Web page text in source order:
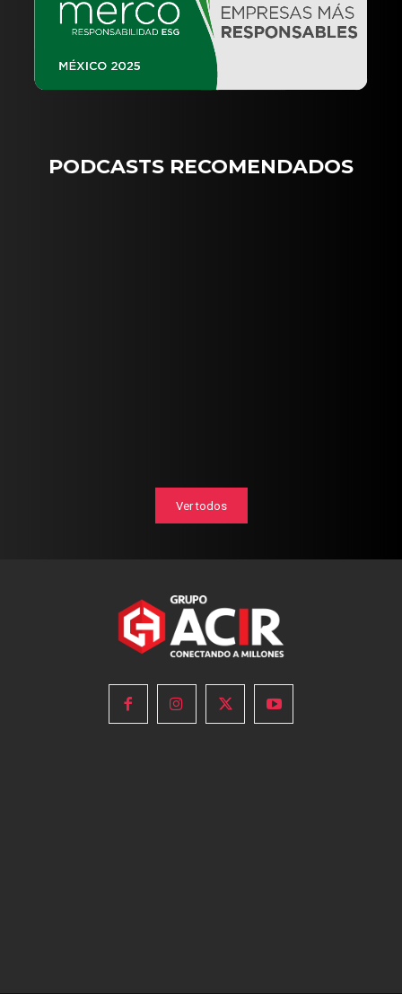
PODCASTS RECOMENDADOS
Ver todos